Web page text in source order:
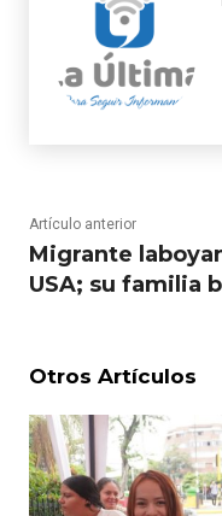
Artículo anterior
Migrante
USA; su familia
Otros Artículos